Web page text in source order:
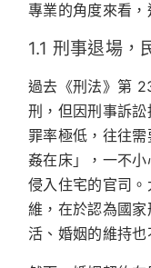
專業的角度來看
1.1 刑事退場，
過去《刑法》第
刑，但因刑事訴
罪率極低，往往
姦在床」，一不
侵入住宅的官司
維，在於認為國
活、婚姻的維持